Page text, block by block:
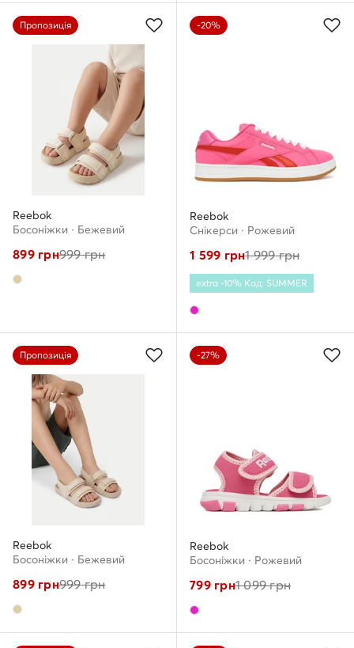
Пропозиція
Reebok
Босоніжки · Бежевий
899грн999грн
-20%
Reebok
Снікерcи · Рожевий
1 599 грн1 999грн
extra -10% Код: SUMMER
Пропозиція
Reebok
Босоніжки · Бежевий
899грн999грн
-27%
Reebok
Босоніжки · Рожевий
799грн1 099грн